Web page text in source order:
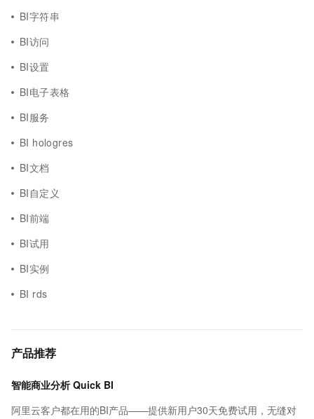
BI字符串
BI访问
BI设置
BI电子表格
BI服务
BI hologres
BI文档
BI自定义
BI前端
BI试用
BI实例
BI rds
产品推荐
智能商业分析 Quick BI
阿里云客户都在用的BI产品——提供新用户30天免费试用，无缝对